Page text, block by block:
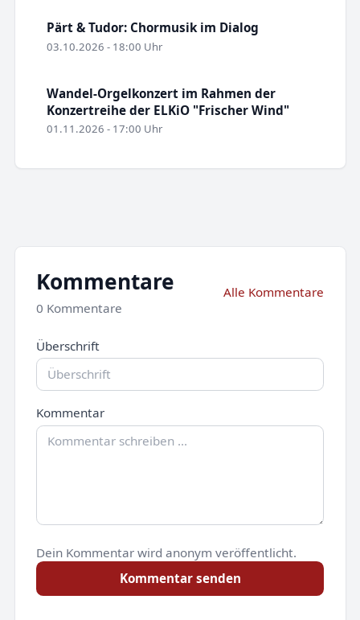
Pärt & Tudor: Chormusik im Dialog
03.10.2026 - 18:00 Uhr
Wandel-Orgelkonzert im Rahmen der
Konzertreihe der ELKiO "Frischer Wind"
01.11.2026 - 17:00 Uhr
Kommentare
0 Kommentare
Alle Kommentare
Überschrift
Kommentar
Dein Kommentar wird anonym veröffentlicht.
Kommentar senden